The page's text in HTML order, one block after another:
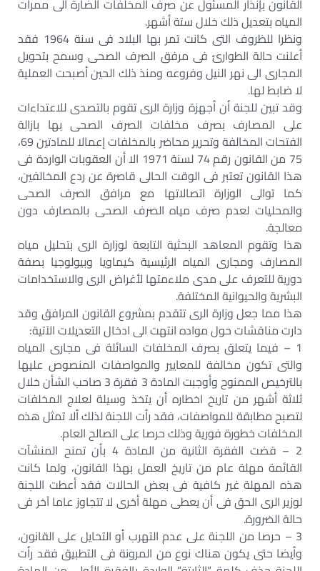
القانون بإنذار المسئول عن صرف المخلفات الضارة الى ممرات
المياه بتعديل ذلك خلال ستة أشهر.
ونظرا للظروف التى كانت تمر بها البلاد فى سنة 1964 فقد
أعلنت حالة الطوارئ فى مرفق الصرف الصحى وسمح بتحويل
المجارى الى نهر النيل وفروعه ومنذ ذلك الحين أصبحت العملية
لا ضابط لها.
وقد تبين للجنة أن أجهزة وزارة الرى تقوم بالتصدى للاعتداءات
على المصارف بصرف مخلفات الصرف الصحى بها بازالة
الفتحات المخالفة وتحرير محاضر بالمخلفات إعمالا للمادتين 69،
75 من القانون رقم 74 لسنة 1971 الا أن العقوبات الواردة فى
هذا القانون تعتبر فى الوقت الحالى قاصرة عن ردع المخالفين،
كما توالى الوزارة اتصالاتها مع مرافق الصرف الصحى
والمحليات لعدم صرف مياه الصرف الصحى بالمصارف دون
معالجة.
هذا وتقوم المعاهد البحثية التابعة لوزارة الرى بتحليل مياه
المصارف ومجارى المياه الرئيسية كيماويا وبيولوجيا بصفة
دورية للتعرف على مدى ملاءمتها لأغراض الرى والاستخدامات
البشرية والحيوانية المختلفة.
هذا مما جعل وزارة الرى تتقدم بمشروع القانون المرافق وقد
دارت مناقشات حول مواده انتهت الى ادخال التعديلات الآتية:
1 – فيما يتعلق بصرف المخلفات السائلة فى مجارى المياه
والتى تكون مخالفة للمعايير والمواصفات المنصوص عليها
بالترخيص الممنوح وأوجبت المادة 3 فقرة 3 صاحب الشأن خلال
ثلاثة أشهر من تاريخ اخطاره أن يتخذ وسيلة لعلاج المخلفات
لتصبح مطابقة للمواصفات، فقد رأت اللجنة لذلك ألا تمثل هذه
المخلفات خطورة فورية وذلك حرصا على الصالح العام.
2 – قضت الفقرة الثانية من المادة 4 بأن تمنح المنشآت
القائمة مهلة عام من تاريخ العمل بهذا القانون، ولما كانت
هذه المهلة غير كافية فى بعض الحالات فقد أعطت اللجنة
لوزير الرى الحق فى أن يعطى مهلة أخرى لا تتجاوز عاما آخر فى
حالة الضرورة.
3 – حرصا من اللجنة على عدم التهرب أو التحايل على القانون،
وأيضا حتى يكون هناك نوع من المرونة فى التطبيق فقد رأت